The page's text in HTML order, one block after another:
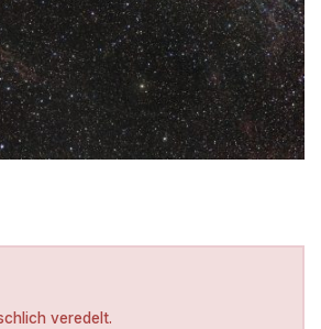
veredelt.